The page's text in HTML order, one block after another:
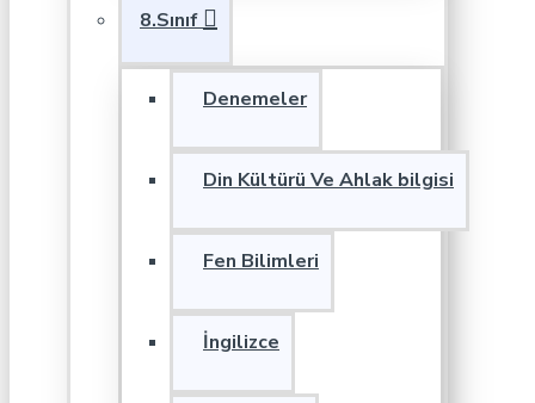
8.Sınıf
Denemeler
Din Kültürü Ve Ahlak bilgisi
Fen Bilimleri
İngilizce